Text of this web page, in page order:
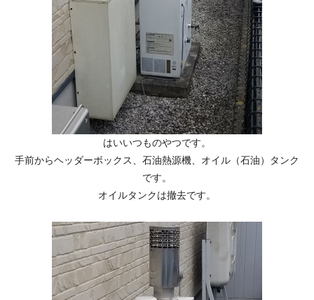
はいいつものやつです。
手前からヘッダーボックス、石油熱源機、オイル（石油）タンク
です。
オイルタンクは撤去です。